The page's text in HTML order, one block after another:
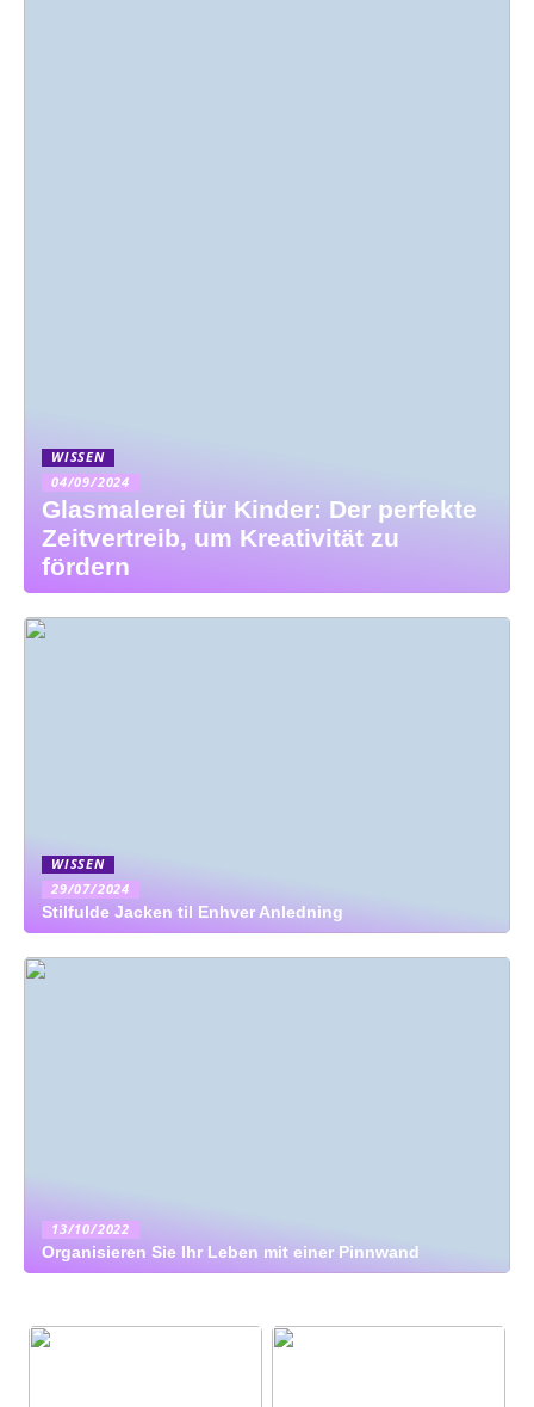
WISSEN
04/09/2024
Glasmalerei für Kinder: Der perfekte
Zeitvertreib, um Kreativität zu
fördern
WISSEN
29/07/2024
Stilfulde Jacken til Enhver Anledning
13/10/2022
Organisieren Sie Ihr Leben mit einer Pinnwand